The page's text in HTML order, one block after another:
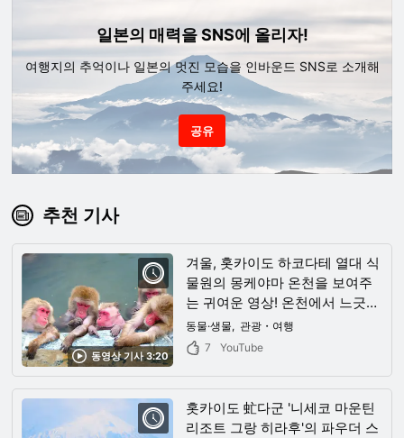
일본의 매력을 SNS에 올리자!
여행지의 추억이나 일본의 멋진 모습을 인바운드 SNS로 소개해
주세요!
공유
추천 기사
동영상 기사 3:20
겨울, 홋카이도 하코다테 열대 식
물원의 몽케야마 온천을 보여주
는 귀여운 영상! 온천에서 느긋하
게 쉬는 원숭이는 귀엽기 때문에
대인기입니다!
동물·생물
관광・여행
7
YouTube
홋카이도 虻다군 '니세코 마운틴
리조트 그랑 히라후'의 파우더 스